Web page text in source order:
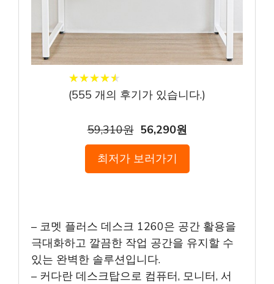
★★★★★
★★★★★
(555 개의 후기가 있습니다.)
59,310원 56,290원
최저가 보러가기
– 코멧 플러스 데스크 1260은 공간 활용을
극대화하고 깔끔한 작업 공간을 유지할 수
있는 완벽한 솔루션입니다.
– 커다란 데스크탑으로 컴퓨터, 모니터, 서